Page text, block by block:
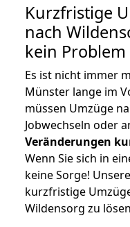
Kurzfristige
nach
kein
Es ist nicht immer
Münster lange im
müssen Umzüge
Jobwechseln oder
Veränderungen
Wenn Sie sich in
keine Sorge!
kurzfristige
Wildensorg zu